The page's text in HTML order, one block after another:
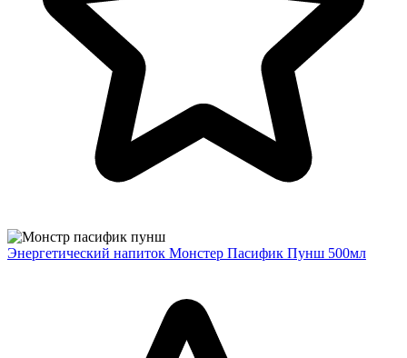
Энергетический напиток Монстер Пасифик Пунш 500мл